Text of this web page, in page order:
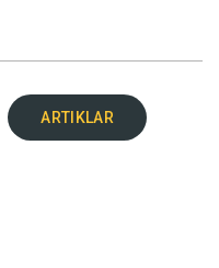
ARTIKLAR